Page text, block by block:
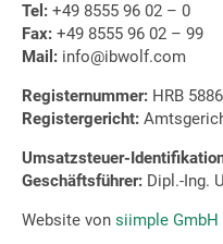
Tel: +49 8555 96 02 – 0
Fax: +49 8555 96 02 – 99
Mail: info@ibwolf.com
Registernummer: HRB 5886
Registergericht:
Umsatzsteuer-
Geschäftsführer: Dipl.-Ing.
Website von siimple GmbH